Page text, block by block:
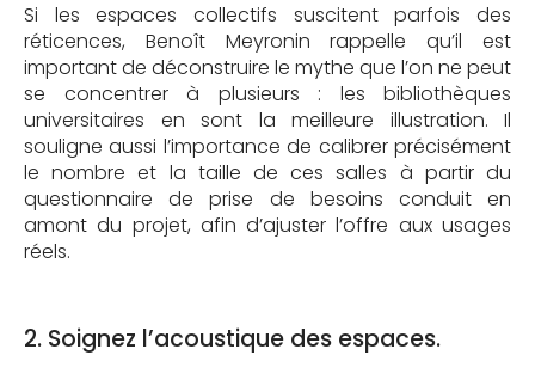
Si les espaces collectifs suscitent parfois des
réticences, Benoît Meyronin rappelle qu’il est
important de déconstruire le mythe que l’on ne peut
se concentrer à plusieurs : les bibliothèques
universitaires en sont la meilleure illustration. Il
souligne aussi l’importance de calibrer précisément
le nombre et la taille de ces salles à partir du
questionnaire de prise de besoins conduit en
amont du projet, afin d’ajuster l’offre aux usages
réels.
2. Soignez l’acoustique des espaces.